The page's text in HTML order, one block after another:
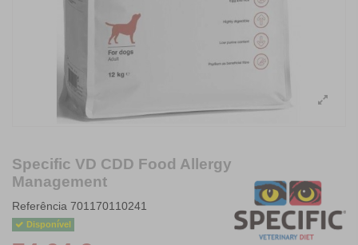
Specific VD CDD Food Allergy
Management
Referência 701170110241
Disponível